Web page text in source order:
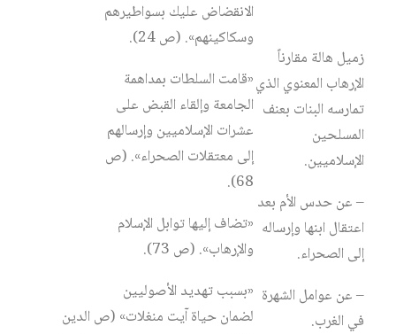
زميل هالة مقارناً
الإرهاب المعنوي الذي
تمارسه البنات بعنف
المسلحين
الإسلاميين.
– عن حدس الأم بعد
اعتقال ابنها وإرساله
إلى الصحراء.
– عن عوامل الشهرة
في الغرب.
الانقضاض عليك بسواطيرهم
وسكاكينهم». (ص 24).
«قامت السلطات بمداهمة
الجامعة وإلقاء القبض على
عشرات الإسلاميين وإرسالهم
إلى معتقلات الصحراء». (ص
68).
«تضاف إليها توابل الإسلام
والإرهاب». (ص 73).
«بسبب تهديد الأصوليين
لضمان حياة آيت منغلات» (ص الدين